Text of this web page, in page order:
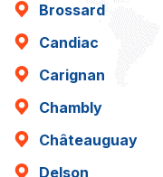
Brossard
Candiac
Carignan
Chambly
Châteauguay
Delson